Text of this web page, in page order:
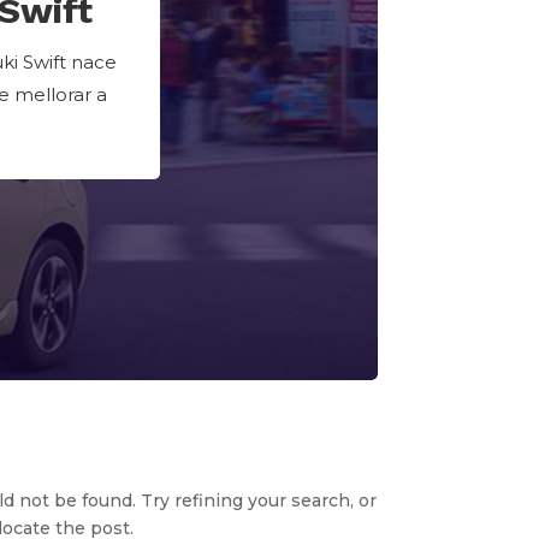
Swift nace
mellorar a
not be found. Try refining your search, or
the post.